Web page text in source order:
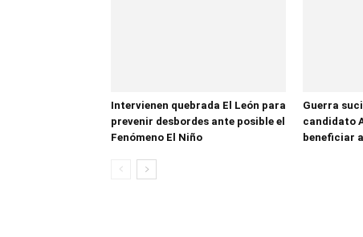
Intervienen quebrada El León para
prevenir desbordes ante posible el
Fenómeno El Niño
Guerra
candidato
beneficiar